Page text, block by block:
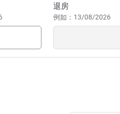
退房
例如：13/08/2026